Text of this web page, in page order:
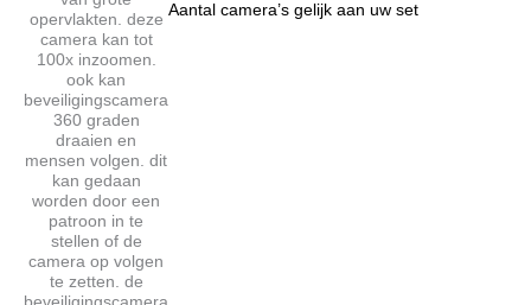
Aantal camera’s gelijk aan uw set